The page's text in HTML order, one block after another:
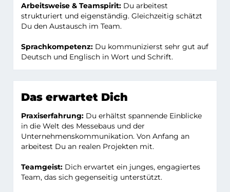
Arbeitsweise & Teamspirit: Du arbeitest
strukturiert und eigenständig. Gleichzeitig schätzt
Du den Austausch im Team.
Sprachkompetenz: Du kommunizierst sehr gut auf
Deutsch und Englisch in Wort und Schrift.
Das erwartet Dich
Praxiserfahrung: Du erhältst spannende Einblicke
in die Welt des Messebaus und der
Unternehmenskommunikation. Von Anfang an
arbeitest Du an realen Projekten mit.
Teamgeist: Dich erwartet ein junges, engagiertes
Team, das sich gegenseitig unterstützt.